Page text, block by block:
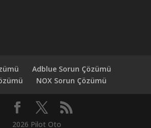
Adblue Sorun Çözümü
NOX Sorun Çözümü
2026 Pilot Oto